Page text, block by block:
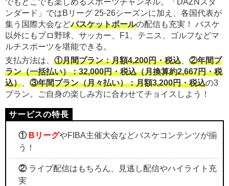
でもどこでも楽しめるスポーツチャンネル。「DAZNスタ
ンダード」ではBリーグ 25-26シーズンに加え、各国代表が
集う国際大会などバスケットボールの配信も充実！ バスケ
以外にもプロ野球、サッカー、F1、テニス、ゴルフなどマ
ルチスポーツを堪能できる。
支払方法は、 ①月間プラン：月額4,200円・税込、 ②年間プ
ラン（一括払い）：32,000円・税込（月換算約2,667円・税
込）、 ③年間プラン（月々払い）：月額3,200円・税込の3
プラン。ご自身の楽しみ方に合わせてチョイスしよう！
① BリーグやFIBA主催大会などバスケコンテンツが揃
う！
②ライブ配信はもちろん、見逃し配信やハイライト充
実